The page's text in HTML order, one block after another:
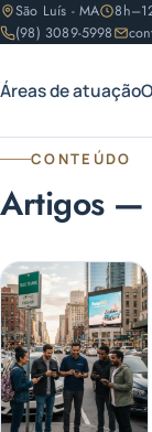
São Luís - MA
(98) 3089-5998
Áreas de atuação
CONTEÚDO
Artigos —